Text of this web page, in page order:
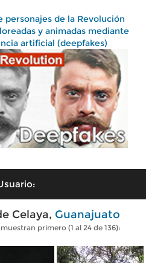
personajes de la Revolución
y animadas mediante
artificial (deepfakes)
Celaya, Guanajuato
primero (1 al 24 de 136):